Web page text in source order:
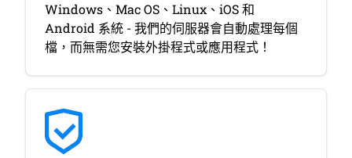
Windows、Mac OS、Linux、iOS 和
Android 系統 - 我們的伺服器會自動處理每個
檔，而無需您安裝外掛程式或應用程式！